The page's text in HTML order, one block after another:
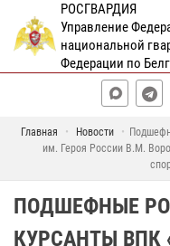
РОСГВАРДИЯ
Управление
национальной
Федерации по
Главная Новости
им. Героя России В.М.
ПОДШЕФНЫЕ
КУРСАНТЫ ВПК